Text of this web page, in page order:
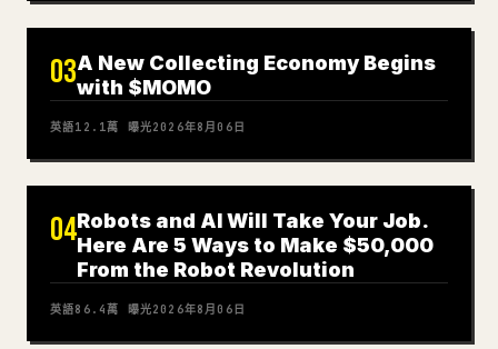
03A New Collecting Economy Begins
with $MOMO
英語12.1萬 曝光2026年8月06日
04Robots and AI Will Take Your Job.
Here Are 5 Ways to Make $50,000
From the Robot Revolution
英語86.4萬 曝光2026年8月06日